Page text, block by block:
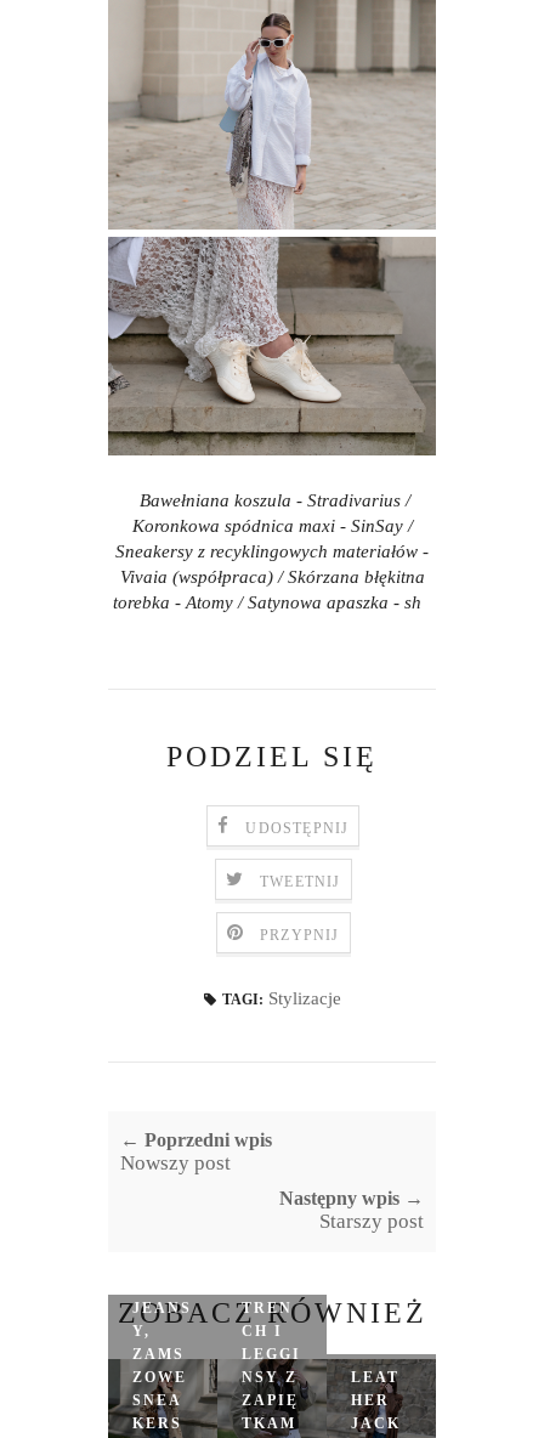
Bawełniana koszula - Stradivarius /
Koronkowa spódnica maxi - SinSay /
Sneakersy z recyklingowych materiałów -
Vivaia (współpraca) / Skórzana błękitna
torebka - Atomy / Satynowa apaszka - sh
PODZIEL SIĘ
UDOSTĘPNIJ
TWEETNIJ
PRZYPNIJ
TAGI: Stylizacje
← Poprzedni wpis
Nowszy post
Następny wpis →
Starszy post
ZOBACZ RÓWNIEŻ
JEANS
Y,
ZAMS
ZOWE
SNEA
KERS
TREN
CH I
LEGGI
NSY Z
ZAPIĘ
TKAM
LEAT
HER
JACK